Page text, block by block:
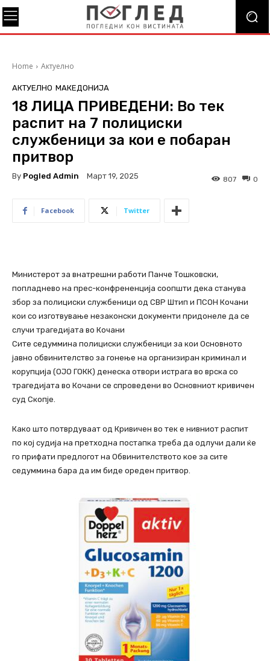
Home Актуелно
АКТУЕЛНО МАКЕДОНИЈА
18 ЛИЦА ПРИВЕДЕНИ: Во тек
распит на 7 полициски
службеници за кои е побаран
притвор
By Pogled Admin Март 19, 2025 0
807
Facebook Twitter
Министерот за внатрешни работи Панче Тошковски,
попладнево на прес-конфрененција соопшти дека станува
збор за полициски службеници од СВР Штип и ПСОН Кочани
кои со изготвување незаконски документи придонеле да се
случи трагедијата во Кочани
Сите седуммина полициски службеници за кои Основното
јавно обвинителство за гонење на организиран криминал и
корупција (ОЈО ГОКК) денеска отвори истрага во врска со
трагедијата во Кочани се спроведени во Основниот кривичен
суд Скопје.
Како што потврдуваат од Кривичен во тек е нивниот распит
по кој судија на претходна постапка треба да одлучи дали ќе
го прифати предлогот на Обвинителството кое за сите
седуммина бара да им биде ореден притвор.